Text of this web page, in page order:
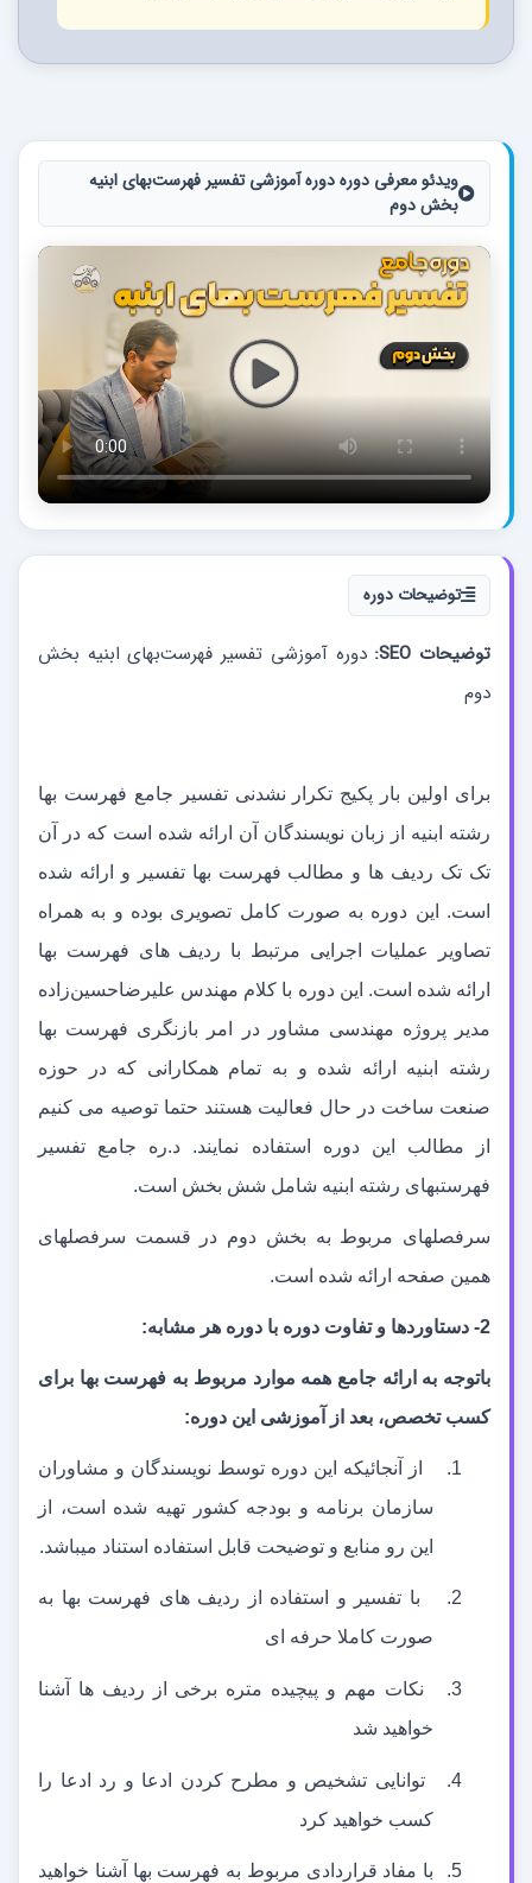
ویدئو معرفی دوره دوره آموزشی تفسیر فهرست‌بهای ابنیه
بخش دوم
توضیحات دوره
توضیحات SEO:
دوره آموزشی تفسیر فهرست‌بهای ابنیه بخش
دوم
برای اولین بار پکیج تکرار نشدنی تفسیر جامع فهرست بها
رشته ابنیه از زبان نویسندگان آن ارائه شده است که در آن
تک تک ردیف ها و مطالب فهرست بها تفسیر و ارائه شده
است. این دوره به صورت کامل تصویری بوده و به همراه
تصاویر عملیات اجرایی مرتبط با ردیف های فهرست بها
ارائه شده است. این دوره با کلام مهندس علیرضاحسینزاده
مدیر پروژه مهندسی مشاور در امر بازنگری فهرست بها
رشته ابنیه ارائه شده و به تمام همکارانی که در حوزه
صنعت ساخت در حال فعالیت هستند حتما توصیه می کنیم
از مطالب این دوره استفاده نمایند. د.ره جامع تفسیر
فهرستبهای رشته ابنیه شامل شش بخش است.
سرفصلهای مربوط به بخش دوم در قسمت سرفصلهای
همین صفحه ارائه شده است.
باتوجه به ارائه جامع همه موارد مربوط به فهرست بها برای
کسب تخصص، بعد از آموزشی این دوره:
از آنجائیکه این دوره توسط نویسندگان و مشاوران
سازمان برنامه و بودجه کشور تهیه شده است، از
این رو منابع و توضیحت قابل استفاده استناد می باشد.
با تفسیر و استفاده از ردیف های فهرست بها به
صورت کاملا حرفه ای
نکات مهم و پیچیده متره برخی از ردیف ها آشنا
خواهید شد
توانایی تشخیص و مطرح کردن ادعا و رد ادعا را
کسب خواهید کرد
با مفاد قراردادی مربوط به فهرست بها آشنا خواهید